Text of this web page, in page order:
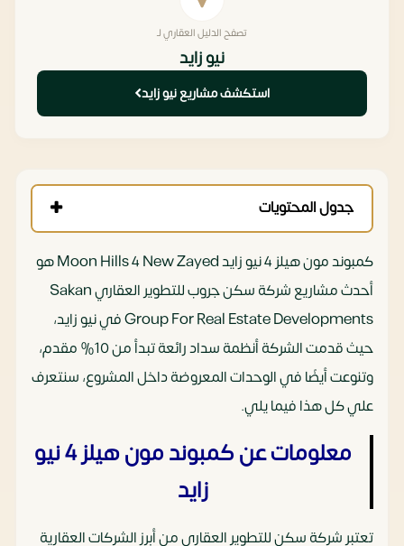
تصفح الدليل العقاري لـ
نيو زايد
استكشف مشاريع نيو زايد
جدول المحتويات
كمبوند مون هيلز 4 نيو زايد Moon Hills 4 New Zayed هو
أحدث مشاريع شركة سكن جروب للتطوير العقاري Sakan
Group For Real Estate Developments في نيو زايد،
حيث قدمت الشركة أنظمة سداد رائعة تبدأ من 10% مقدم،
وتنوعت أيضًا في الوحدات المعروضة داخل المشروع، سنتعرف
علي كل هذا فيما يلي.
معلومات عن كمبوند مون هيلز 4 نيو
زايد
تعتبر شركة سكن للتطوير العقاري من أبرز الشركات العقارية